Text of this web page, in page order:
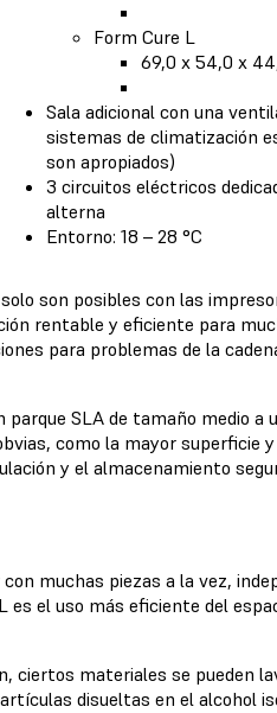
Form Cure L
69,0 x 54,0 x
Sala adicional con una
sistemas de climatización
son apropiados)
3 circuitos eléctricos
alterna
Entorno: 18 – 28 °C
son posibles con las
rentable y eficiente para
para problemas de la
SLA de tamaño medio a
como la mayor superficie
y el almacenamiento
muchas piezas a la vez,
es el uso más eficiente del
ciertos materiales se pueden
disueltas en el alcohol